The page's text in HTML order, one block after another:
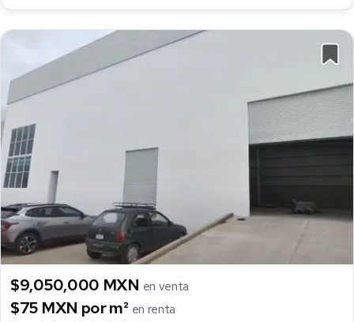
$9,050,000 MXN en venta
$75 MXN por m² en renta